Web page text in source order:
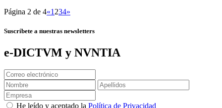
Página 2 de 4«1 234»
Suscríbete a nuestras newsletters
e-DICTVM y NVNTIA
He leído y aceptado la Política de Privacidad